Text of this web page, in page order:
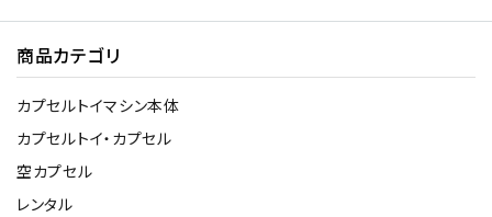
商品カテゴリ
カプセルトイマシン本体
カプセルトイ・カプセル
空カプセル
レンタル